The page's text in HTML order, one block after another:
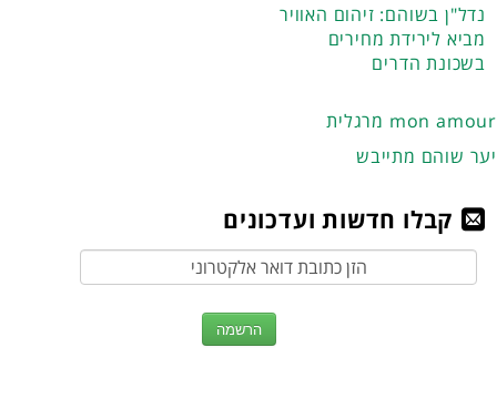
נדל"ן בשוהם: זיהום האוויר
מביא לירידת מחירים
בשכונת הדרים
מרגלית mon amour
יער שוהם מתייבש
קבלו חדשות ועדכונים